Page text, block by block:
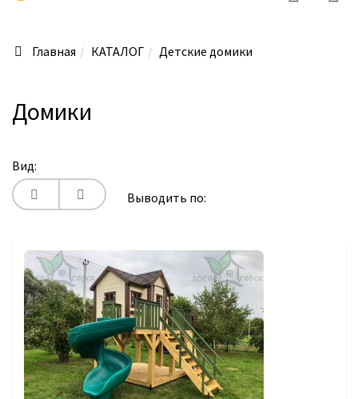
Главная КАТАЛОГ Детские домики
Домики
Вид:
Выводить по: